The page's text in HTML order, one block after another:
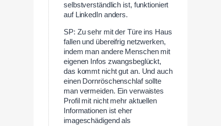
selbstverständlich ist, funktioniert
auf LinkedIn anders.
SP: Zu sehr mit der Türe ins Haus
fallen und übereifrig netzwerken,
indem man andere Menschen mit
eigenen Infos zwangsbeglückt,
das kommt nicht gut an. Und auch
einen Dornröschenschlaf sollte
man vermeiden. Ein verwaistes
Profil mit nicht mehr aktuellen
Informationen ist eher
imageschädigend als